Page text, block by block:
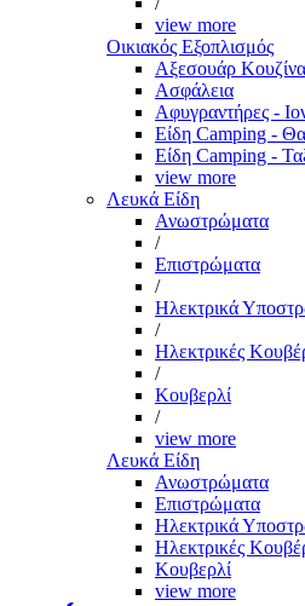
view more
Οικιακός Εξοπλισμός
Αξεσουάρ
Ασφάλεια
Αφυγραντήρες -
Είδη Camping -
Είδη Camping -
view more
Λευκά Είδη
Ανωστρώματα
/
Επιστρώματα
/
Ηλεκτρικά
/
Ηλεκτρικές
/
Κουβερλί
/
view more
Λευκά Είδη
Ανωστρώματα
Επιστρώματα
Ηλεκτρικά
Ηλεκτρικές
Κουβερλί
view more